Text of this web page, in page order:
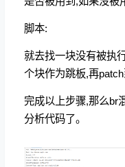
脚本:
就去找一块没有被执
个块作为跳板,再
完成以上步骤,那么br
分析代码了。